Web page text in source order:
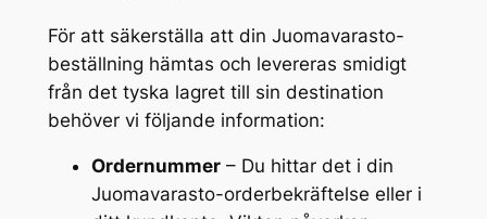
För att säkerställa att din Juomavarasto-
beställning hämtas och levereras smidigt
från det tyska lagret till sin destination
behöver vi följande information:
Ordernummer– Du hittar det i din
Juomavarasto-orderbekräftelse eller i